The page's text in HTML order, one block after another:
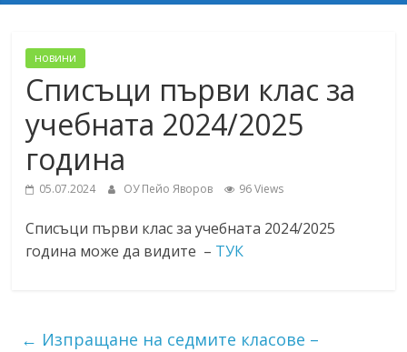
новини
Списъци първи клас за
учебната 2024/2025
година
05.07.2024 ОУ Пейо Яворов 96 Views
Списъци първи клас за учебната 2024/2025
година може да видите – ТУК
← Изпращане на седмите класове –